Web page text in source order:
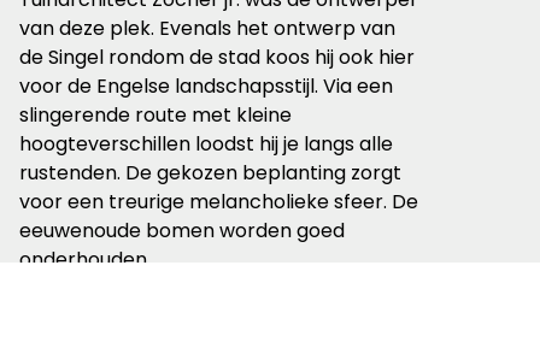
van deze plek. Evenals het ontwerp van
de Singel rondom de stad koos hij ook hier
voor de Engelse landschapsstijl. Via een
slingerende route met kleine
hoogteverschillen loodst hij je langs alle
rustenden. De gekozen beplanting zorgt
voor een treurige melancholieke sfeer. De
eeuwenoude bomen worden goed
onderhouden.